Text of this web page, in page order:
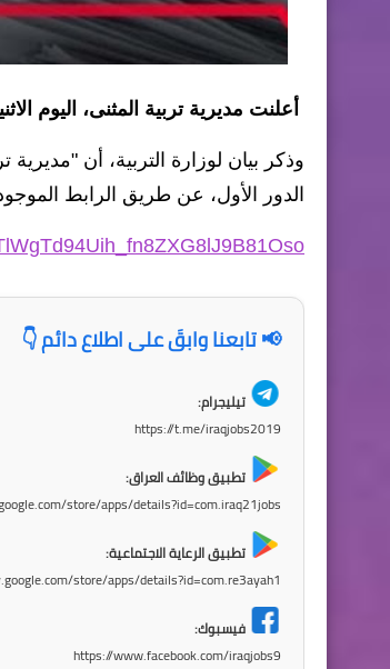
أعلنت مديرية تربية المثنى، اليوم الاثنين،
الدور الأول، عن طريق الرابط
📢 تابعنا وابقَ على اطلاع دائم 👇
تيليجرام:
https://t.me/iraqjobs2019
تطبيق وظائف العراق:
store/apps/details?id=com.iraq21jobs
تطبيق الرعاية الاجتماعية:
store/apps/details?id=com.re3ayah1
فيسبوك:
https://www.facebook.com/iraqjobs9